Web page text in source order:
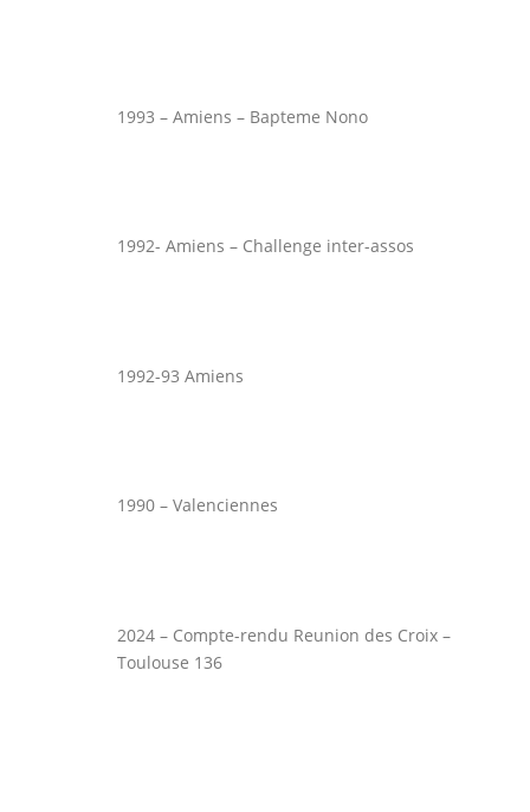
1993 – Amiens – Bapteme Nono
1992- Amiens – Challenge inter-assos
1992-93 Amiens
1990 – Valenciennes
2024 – Compte-rendu Reunion des Croix –
Toulouse 136